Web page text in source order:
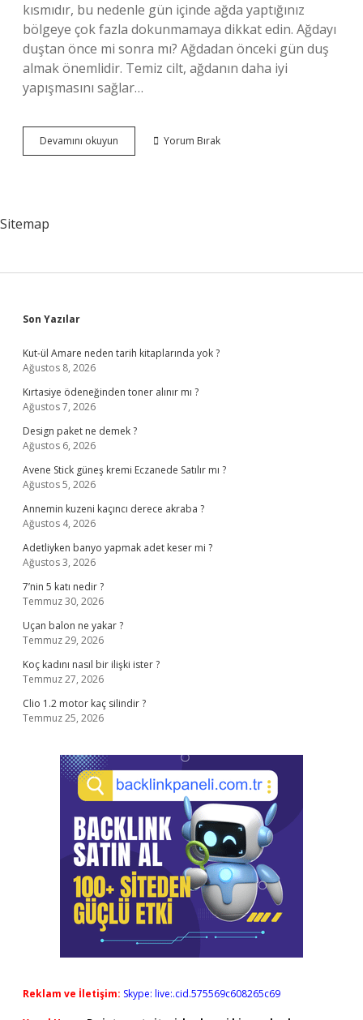
kısmıdır, bu nedenle gün içinde ağda yaptığınız
bölgeye çok fazla dokunmamaya dikkat edin. Ağdayı
duştan önce mi sonra mı? Ağdadan önceki gün duş
almak önemlidir. Temiz cilt, ağdanın daha iyi
yapışmasını sağlar…
Devamını okuyun
Sonrası
Yorum Bırak
Sitemap
Sidebar
Son Yazılar
Kut-ül Amare neden tarih kitaplarında yok ?
Ağustos 8, 2026
Kırtasiye ödeneğinden toner alınır mı ?
Ağustos 7, 2026
Design paket ne demek ?
Ağustos 6, 2026
Avene Stick güneş kremi Eczanede Satılır mı ?
Ağustos 5, 2026
Annemin kuzeni kaçıncı derece akraba ?
Ağustos 4, 2026
Adetliyken banyo yapmak adet keser mi ?
Ağustos 3, 2026
7’nin 5 katı nedir ?
Temmuz 30, 2026
Uçan balon ne yakar ?
Temmuz 29, 2026
Koç kadını nasıl bir ilişki ister ?
Temmuz 27, 2026
Clio 1.2 motor kaç silindir ?
Temmuz 25, 2026
Reklam ve İletişim: Skype: live:.cid.575569c608265c69